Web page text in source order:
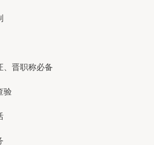
、晋职称必备
验